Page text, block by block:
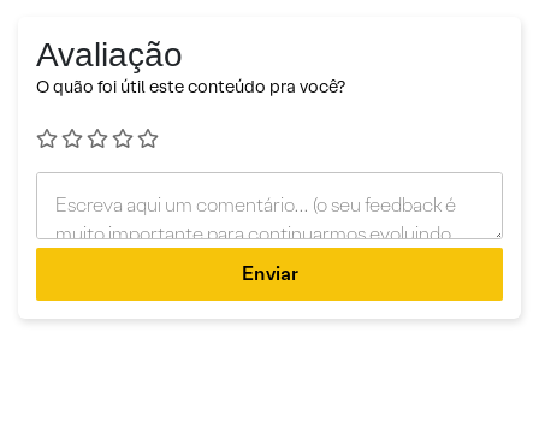
Avaliação
O quão foi útil este conteúdo pra você?
Enviar